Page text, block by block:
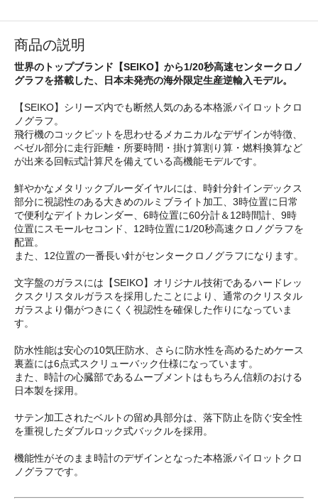
商品の説明
世界のトップブランド【SEIKO】から1/20秒高速センタークロノ
グラフを搭載した、日本未発売の海外限定生産逆輸入モデル。
【SEIKO】シリーズ内でも断然人気のある本格派パイロットクロ
ノグラフ。
飛行機のコックピットを思わせるメカニカルなデザインが特徴、
ベゼル部分に走行距離・所要時間・掛け算割り算・燃料換算など
が出来る回転式計算尺を備えている高機能モデルです。
鮮やかなメタリックブルーダイヤルには、時針分針インデックス
部分に視認性のある大きめのルミブライト加工、3時位置に日常
で便利なデイトカレンダー、6時位置に60分計＆12時間計、9時
位置にスモールセコンド、12時位置に1/20秒高速クロノグラフを
配置。
また、12位置の一番長い針がセンタークロノグラフになります。
文字盤のガラスには【SEIKO】オリジナル技術であるハードレッ
クスクリスタルガラスを採用したことにより、通常のクリスタル
ガラスより傷がつきにくく視認性を確保した作りになっていま
す。
防水性能は安心の10気圧防水、さらに防水性を高めるためケース
裏蓋には6点式スクリューバック仕様になっています。
また、時計の心臓部であるムーブメントはもちろん信頼のおける
日本製を採用。
サテン加工されたベルトの留め具部分は、落下防止を防ぐ安全性
を重視したダブルロック式バックルを採用。
機能性がそのまま時計のデザインとなった本格派パイロットクロ
ノグラフです。